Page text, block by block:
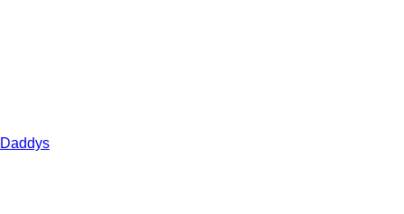
Daddys